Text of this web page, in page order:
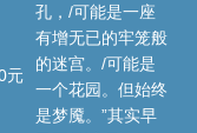
元
孔，/可能是一座
有增无已的牢笼般
的迷宫。/可能是
一个花园。但始终
是梦魇。”其实早